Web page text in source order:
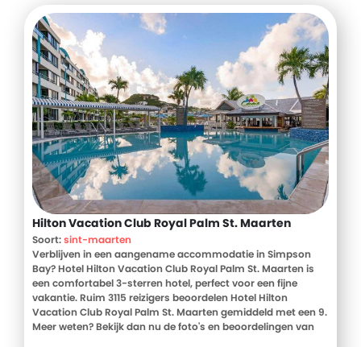
Hilton Vacation Club Royal Palm St. Maarten
Soort:sint-maarten
Verblijven in een aangename accommodatie in Simpson
Bay? Hotel Hilton Vacation Club Royal Palm St. Maarten is
een comfortabel 3-sterren hotel, perfect voor een fijne
vakantie. Ruim 3115 reizigers beoordelen Hotel Hilton
Vacation Club Royal Palm St. Maarten gemiddeld met een 9.
Meer weten? Bekijk dan nu de foto's en beoordelingen van